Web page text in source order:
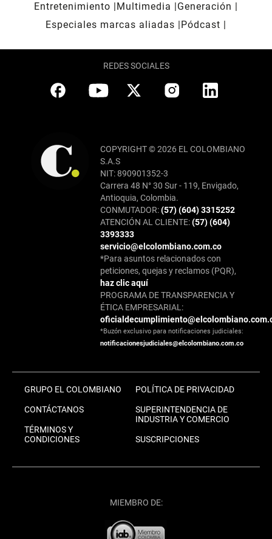
Entretenimiento
Multimedia
Generación
Especiales marcas aliadas
Pódcast
REDES SOCIALES
COPYRIGHT © 2026 EL COLOMBIANO
S.A.S
NIT: 890901352-3
Carrera 48 N° 30 Sur - 119, Envigado,
Antioquia, Colombia.
CONMUTADOR:(57) (604) 3315252
ATENCIÓN AL CLIENTE:(57) (604)
3393333
servicio@elcolombiano.com.co
*Para asuntos relacionados con
peticiones, quejas y reclamos (PQR),
haz clic aquí
PROGRAMA DE TRANSPARENCIA Y
ÉTICA EMPRESARIAL:
*Buzón exclusivo para notificaciones judiciales:
notificacionesjudiciales@elcolombiano.com.co
GRUPO EL COLOMBIANO
CONTÁCTANOS
TÉRMINOS Y
CONDICIONES
POLÍTICA DE PRIVACIDAD
SUPERINTENDENCIA DE
INDUSTRIA Y COMERCIO
SUSCRIPCIONES
MIEMBRO DE: